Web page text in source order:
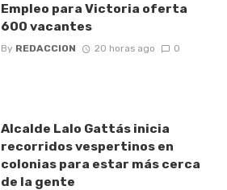
Empleo para Victoria oferta
600 vacantes
By REDACCION 20 horas ago 0
Alcalde Lalo Gattás inicia
recorridos vespertinos en
colonias para estar más cerca
de la gente